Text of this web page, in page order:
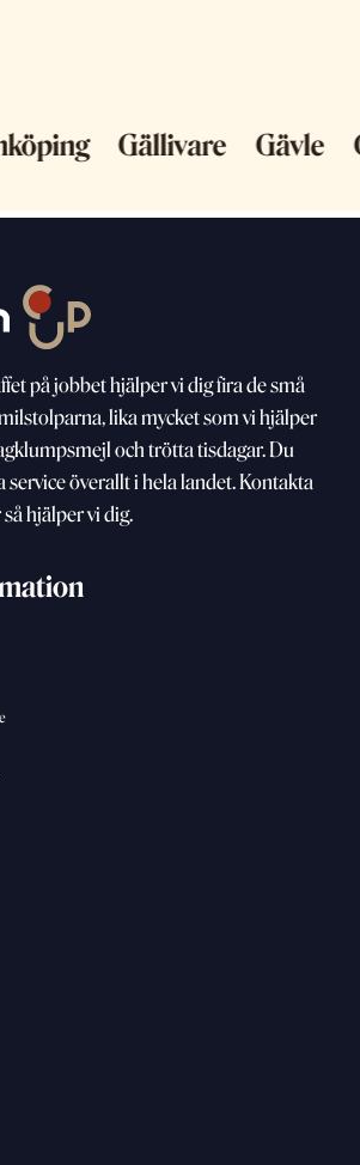
Enköping Gällivare
på jobbet hjälper vi dig fira de små
lika mycket som vihjälper
och tröttatisdagar. Du
överallt i hela landet. Kontakta
hjälper vi dig.